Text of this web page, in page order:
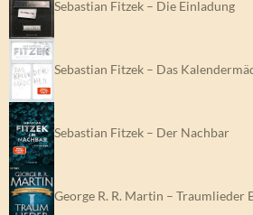
Sebastian Fitzek – Die Einladung
Sebastian Fitzek – Das
Sebastian Fitzek – Der Nachbar
George R. R. Martin – Traumlieder